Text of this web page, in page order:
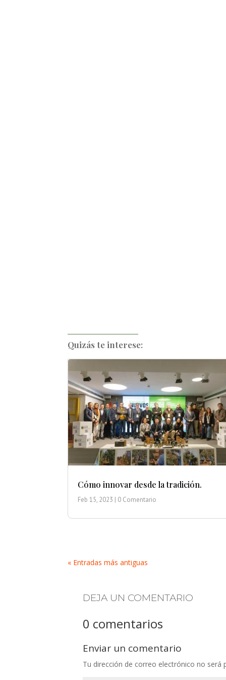
Quizás te interese:
Cómo innovar desde la tradición.
Feb 15, 2023 | 0 Comentario
« Entradas más antiguas
DEJA UN COMENTARIO
0 comentarios
Enviar un comentario
Tu dirección de correo electrónico no será